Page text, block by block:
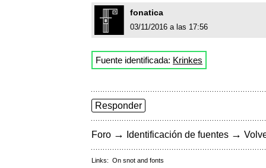
fonatica
03/11/2016 a las 17:56
Fuente identificada: Krinkes
Responder
Foro → Identificación de fuentes →
Links: On snot and fonts